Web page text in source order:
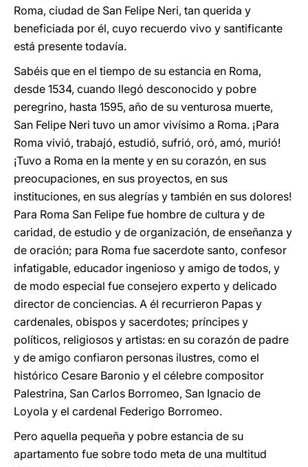
Roma, ciudad de San Felipe Neri, tan querida y
beneficiada por él, cuyo recuerdo vivo y santificante
está presente todavía.
Sabéis que en el tiempo de su estancia en Roma,
desde 1534, cuando llegó desconocido y pobre
peregrino, hasta 1595, año de su venturosa muerte,
San Felipe Neri tuvo un amor vivísimo a Roma. ¡Para
Roma vivió, trabajó, estudió, sufrió, oró, amó, murió!
¡Tuvo a Roma en la mente y en su corazón, en sus
preocupaciones, en sus proyectos, en sus
instituciones, en sus alegrías y también en sus dolores!
Para Roma San Felipe fue hombre de cultura y de
caridad, de estudio y de organización, de enseñanza y
de oración; para Roma fue sacerdote santo, confesor
infatigable, educador ingenioso y amigo de todos, y
de modo especial fue consejero experto y delicado
director de conciencias. A él recurrieron Papas y
cardenales, obispos y sacerdotes; príncipes y
políticos, religiosos y artistas: en su corazón de padre
y de amigo confiaron personas ilustres, como el
histórico Cesare Baronio y el célebre compositor
Palestrina, San Carlos Borromeo, San Ignacio de
Loyola y el cardenal Federigo Borromeo.
Pero aquella pequeña y pobre estancia de su
apartamento fue sobre todo meta de una multitud